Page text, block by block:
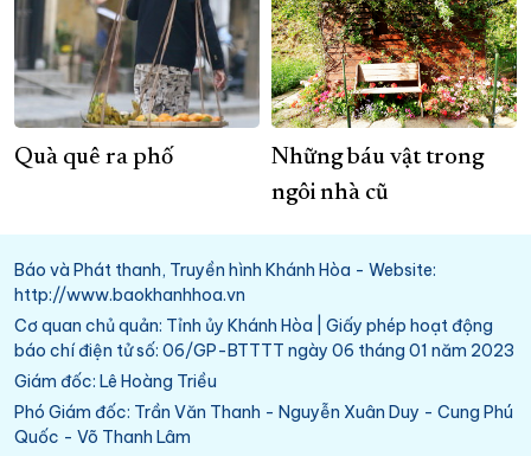
Quà quê ra phố
Những báu vật trong
ngôi nhà cũ
Báo và Phát thanh, Truyền hình Khánh Hòa - Website:
http://www.baokhanhhoa.vn
Cơ quan chủ quản: Tỉnh ủy Khánh Hòa | Giấy phép hoạt động
báo chí điện tử số: 06/GP-BTTTT ngày 06 tháng 01 năm 2023
Giám đốc: Lê Hoàng Triều
Phó Giám đốc: Trần Văn Thanh - Nguyễn Xuân Duy - Cung Phú
Quốc - Võ Thanh Lâm